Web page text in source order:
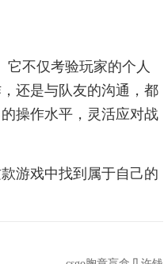
它不仅考验玩家的个人
还是与队友的沟通，都
操作水平，灵活应对战
游戏中找到属于自己的